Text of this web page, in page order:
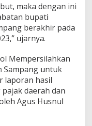
maka dengan ini
bupati
berakhir pada
ujarnya.
Mempersilahkan
Sampang untuk
laporan hasil
daerah dan
Agus Husnul